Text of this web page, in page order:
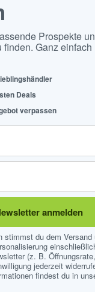
Prospekte
Ganz
Deals
verpassen
anmelden
stimmst du dem Versand
(z. B.
jederzeit
findest du in